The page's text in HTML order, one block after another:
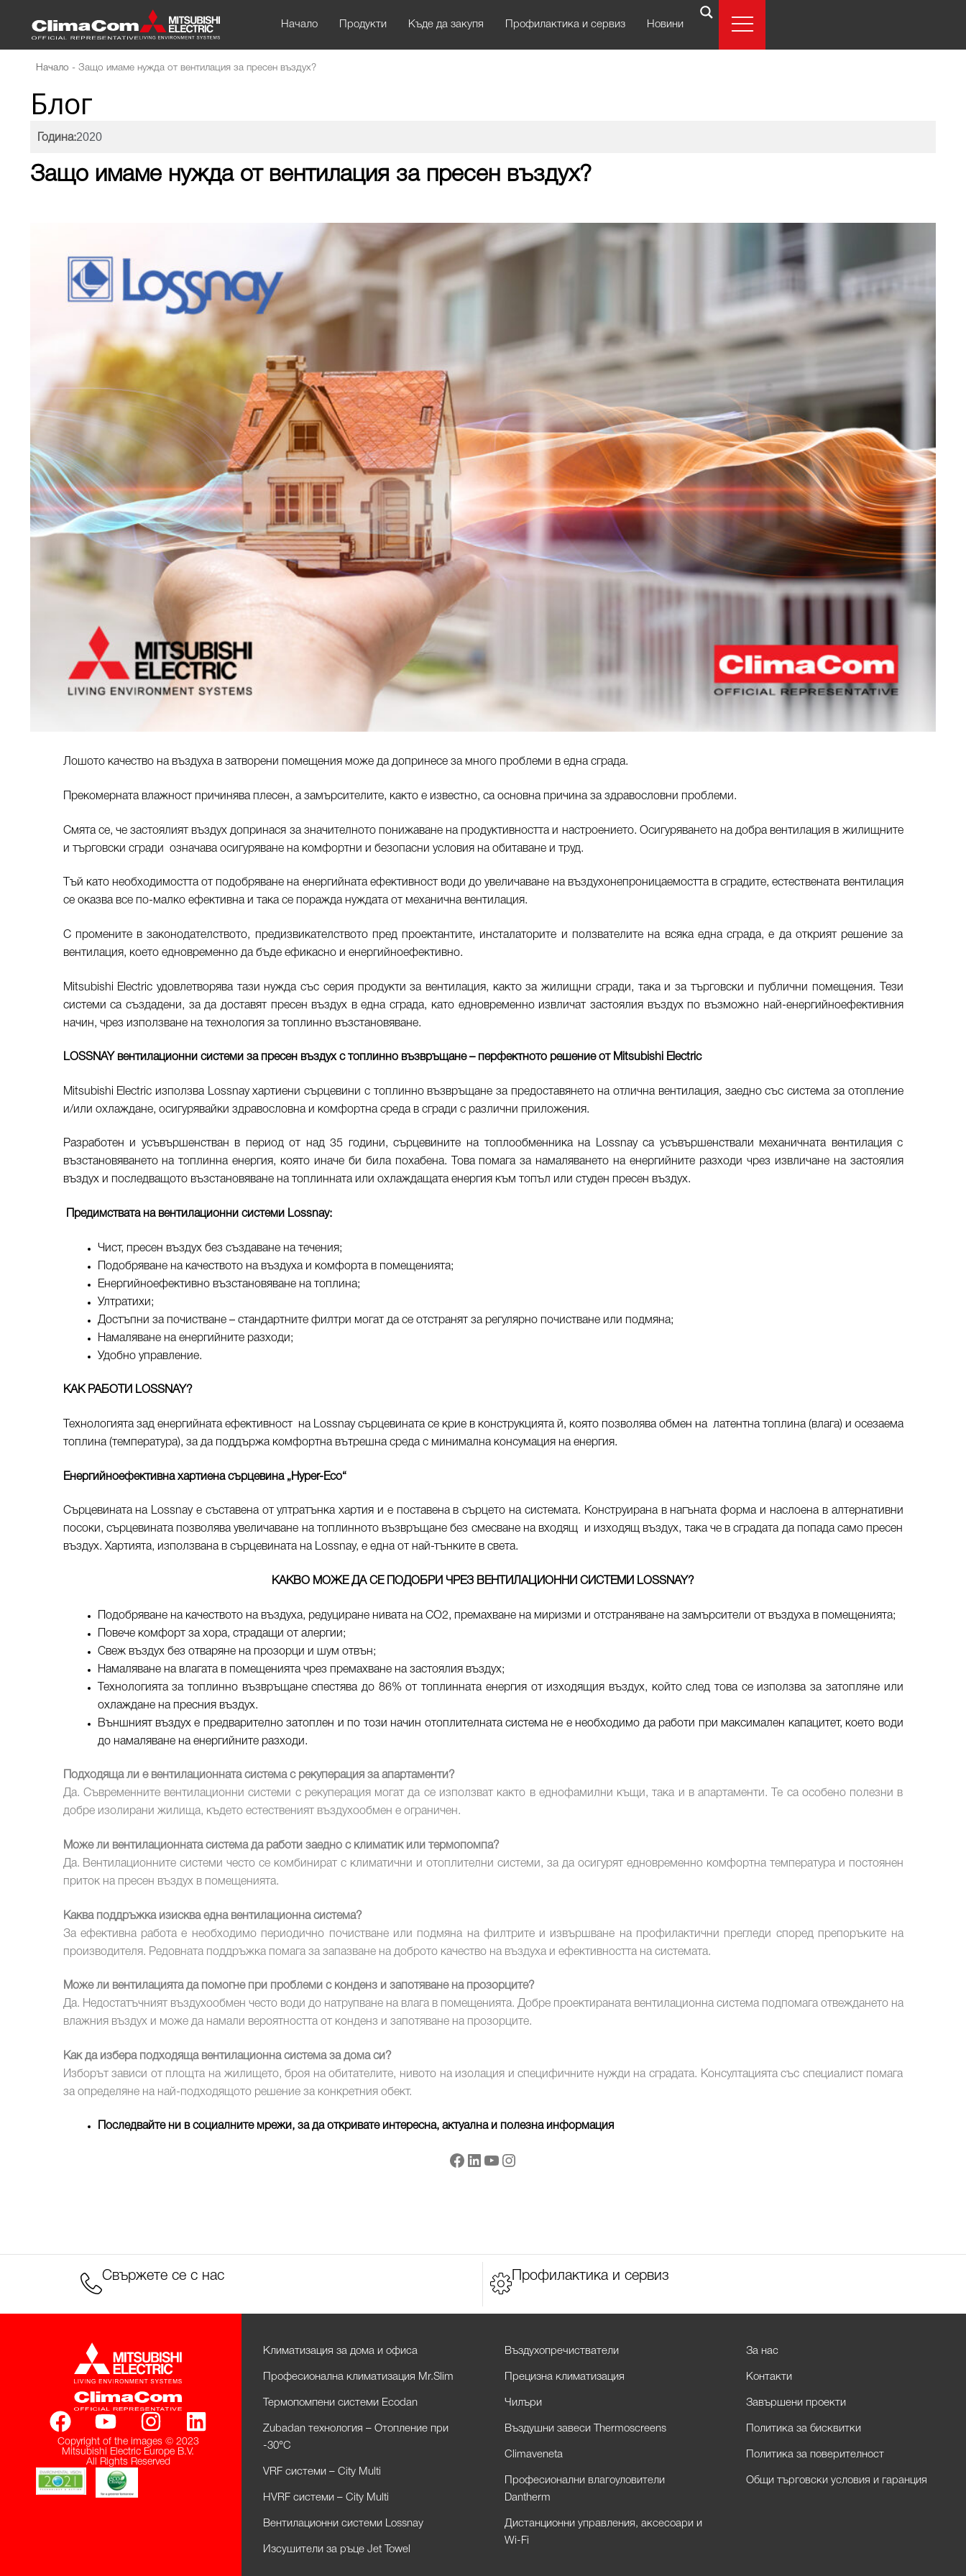
Начало Продукти Къде да закупя Профилактика и сервиз Новини
Начало - Защо имаме нужда от вентилация за пресен въздух?
Блог
Година:2020
Защо имаме нужда от вентилация за пресен въздух?
Лошото качество на въздуха в затворени помещения може да допринесе за много проблеми в една сграда.
Прекомерната влажност причинява плесен, а замърсителите, както е известно, са основна причина за здравословни проблеми.
Смята се, че застоялият въздух допринася за значителното понижаване на продуктивността и настроението. Осигуряването на добра вентилация в жилищните
и търговски сгради означава осигуряване на комфортни и безопасни условия на обитаване и труд.
Тъй като необходимостта от подобряване на енергийната ефективност води до увеличаване на въздухонепроницаемостта в сградите, естествената вентилация
се оказва все по-малко ефективна и така се поражда нуждата от механична вентилация.
С промените в законодателството, предизвикателството пред проектантите, инсталаторите и ползвателите на всяка една сграда, е да открият решение за
вентилация, което едновременно да бъде ефикасно и енергийноефективно.
Mitsubishi Electric удовлетворява тази нужда със серия продукти за вентилация, както за жилищни сгради, така и за търговски и публични помещения. Тези
системи са създадени, за да доставят пресен въздух в една сграда, като едновременно извличат застоялия въздух по възможно най-енергийноефективния
начин, чрез използване на технология за топлинно възстановяване.
LOSSNAY вентилационни системи за пресен въздух с топлинно възвръщане – перфектното решение от Mitsubishi Electric
Mitsubishi Electric използва Lossnay хартиени сърцевини с топлинно възвръщане за предоставянето на отлична вентилация, заедно със система за отопление
и/или охлаждане, осигурявайки здравословна и комфортна среда в сгради с различни приложения.
Разработен и усъвършенстван в период от над 35 години, сърцевините на топлообменника на Lossnay са усъвършенствали механичната вентилация с
възстановяването на топлинна енергия, която иначе би била похабена. Това помага за намаляването на енергийните разходи чрез извличане на застоялия
въздух и последващото възстановяване на топлинната или охлаждащата енергия към топъл или студен пресен въздух.
Предимствата на вентилационни системи Lossnay:
Чист, пресен въздух без създаване на течения;
Подобряване на качеството на въздуха и комфорта в помещенията;
Енергийноефективно възстановяване на топлина;
Ултратихи;
Достъпни за почистване – стандартните филтри могат да се отстранят за регулярно почистване или подмяна;
Намаляване на енергийните разходи;
Удобно управление.
КАК РАБОТИ LOSSNAY?
Технологията зад енергийната ефективност на Lossnay сърцевината се крие в конструкцията й, която позволява обмен на латентна топлина (влага) и осезаема
топлина (температура), за да поддържа комфортна вътрешна среда с минимална консумация на енергия.
Енергийноефективна хартиена сърцевина „Hyper-Eco“
Сърцевината на Lossnay е съставена от ултратънка хартия и е поставена в сърцето на системата. Конструирана в нагъната форма и наслоена в алтернативни
посоки, сърцевината позволява увеличаване на топлинното възвръщане без смесване на входящ и изходящ въздух, така че в сградата да попада само пресен
въздух. Хартията, използвана в сърцевината на Lossnay, е една от най-тънките в света.
КАКВО МОЖЕ ДА СЕ ПОДОБРИ ЧРЕЗ ВЕНТИЛАЦИОННИ СИСТЕМИ LOSSNAY?
Подобряване на качеството на въздуха, редуциране нивата на CO2, премахване на миризми и отстраняване на замърсители от въздуха в помещенията;
Повече комфорт за хора, страдащи от алергии;
Свеж въздух без отваряне на прозорци и шум отвън;
Намаляване на влагата в помещенията чрез премахване на застоялия въздух;
Технологията за топлинно възвръщане спестява до 86% от топлинната енергия от изходящия въздух, който след това се използва за затопляне или
охлаждане на пресния въздух.
Външният въздух е предварително затоплен и по този начин отоплителната система не е необходимо да работи при максимален капацитет, което води
до намаляване на енергийните разходи.
Подходяща ли е вентилационната система с рекуперация за апартаменти?
Да. Съвременните вентилационни системи с рекуперация могат да се използват както в еднофамилни къщи, така и в апартаменти. Те са особено полезни в
добре изолирани жилища, където естественият въздухообмен е ограничен.
Може ли вентилационната система да работи заедно с климатик или термопомпа?
Да. Вентилационните системи често се комбинират с климатични и отоплителни системи, за да осигурят едновременно комфортна температура и постоянен
приток на пресен въздух в помещенията.
Каква поддръжка изисква една вентилационна система?
За ефективна работа е необходимо периодично почистване или подмяна на филтрите и извършване на профилактични прегледи според препоръките на
производителя. Редовната поддръжка помага за запазване на доброто качество на въздуха и ефективността на системата.
Може ли вентилацията да помогне при проблеми с конденз и запотяване на прозорците?
Да. Недостатъчният въздухообмен често води до натрупване на влага в помещенията. Добре проектираната вентилационна система подпомага отвеждането на
влажния въздух и може да намали вероятността от конденз и запотяване на прозорците.
Как да избера подходяща вентилационна система за дома си?
Изборът зависи от площта на жилището, броя на обитателите, нивото на изолация и специфичните нужди на сградата. Консултацията със специалист помага
за определяне на най-подходящото решение за конкретния обект.
Последвайте ни в социалните мрежи, за да откривате интересна, актуална и полезна информация
Свържете се с нас Профилактика и сервиз
Copyright of the images © 2023
Mitsubishi Electric Europe B.V.
All Rights Reserved
Климатизация за дома и офиса
Професионална климатизация Mr.Slim
Термопомпени системи Ecodan
Zubadan технология – Отопление при
-30°С
VRF системи – City Multi
HVRF системи – City Multi
Вентилационни системи Lossnay
Изсушители за ръце Jet Towel
Въздухопречистватели
Прецизна климатизация
Чилъри
Въздушни завеси Thermoscreens
Climaveneta
Професионални влагоуловители
Dantherm
Дистанционни управления, аксесоари и
Wi-Fi
За нас
Контакти
Завършени проекти
Политика за бисквитки
Политика за поверителност
Общи търговски условия и гаранция